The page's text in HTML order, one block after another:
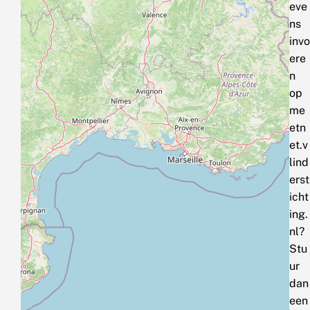
eve
ns
invo
ere
n
op
me
etn
et.v
lind
erst
icht
ing.
nl?
Stu
ur
dan
een